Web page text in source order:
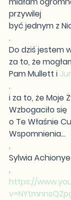
przywilej
być jednym z
.
Do dziś jestem
za to, że
Pam Mullett i
.
i za to, że Moje
Wzbogaciło się
o Te Właśnie
Wspomnienia...
.
Sylwia Achionye
.
https://